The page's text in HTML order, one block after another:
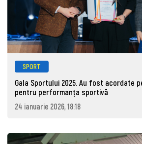
SPORT
Gala Sportului 2025. Au fost acordate
pentru performanța sportivă
24 ianuarie 2026, 18:18